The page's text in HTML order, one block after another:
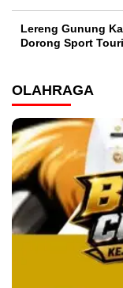
Lereng Gunung
Dorong Sport
OLAHRAGA